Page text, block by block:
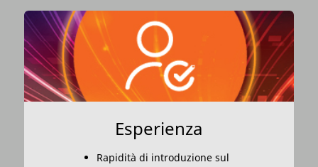
Esperienza
Rapidità di introduzione sul